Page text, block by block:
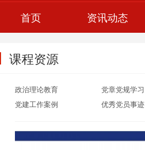
首页 资讯动态
课程资源
政治理论教育 党章党规学习
党建工作案例
优秀党员事迹